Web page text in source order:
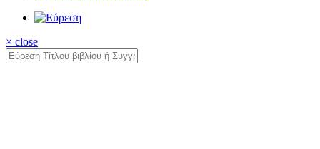
× close